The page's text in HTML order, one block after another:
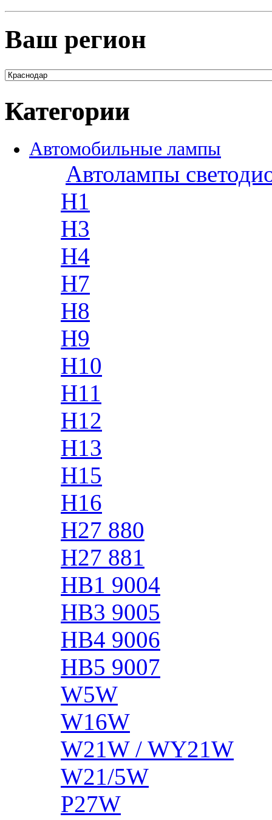
Ваш регион
Категории
Автомобильные лампы
Автолампы
H1
H3
H4
H7
H8
H9
H10
H11
H12
H13
H15
H16
H27 880
H27 881
HB1 9004
HB3 9005
HB4 9006
HB5 9007
W5W
W16W
W21W / WY21W
W21/5W
P27W